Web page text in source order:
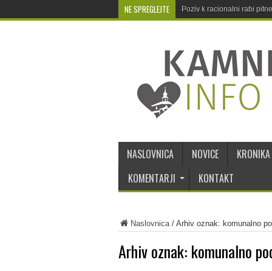
NE SPREGLEJTE Poziv k racionalni rabi
NASLOVNICA NOVICE
KRONIKA
KOMENTARJI
KONTAKT
Naslovnica/ Arhiv oznak: komunalno
Arhiv oznak: komunalno